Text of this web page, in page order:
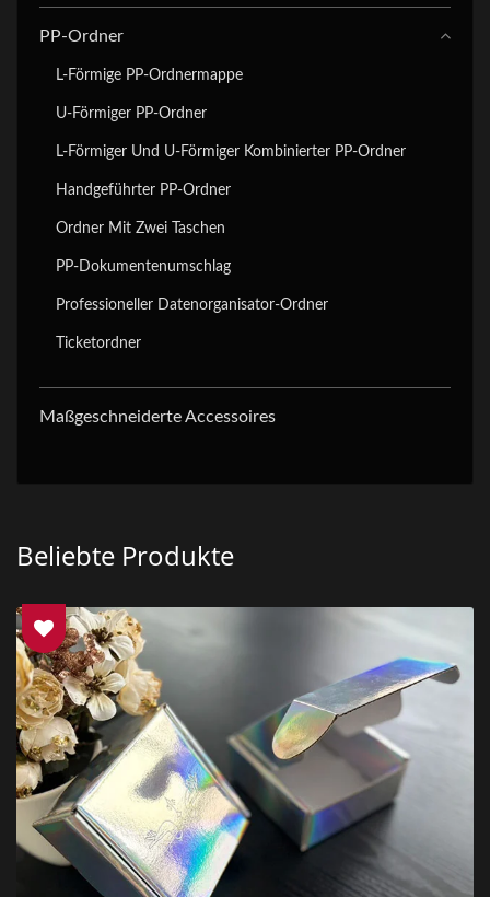
PP-Ordner
L-Förmige PP-Ordnermappe
U-Förmiger PP-Ordner
L-Förmiger Und U-Förmiger Kombinierter PP-Ordner
Handgeführter PP-Ordner
Ordner Mit Zwei Taschen
PP-Dokumentenumschlag
Professioneller Datenorganisator-Ordner
Ticketordner
Maßgeschneiderte Accessoires
Beliebte Produkte